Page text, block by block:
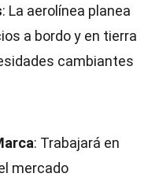
: La aerolínea planea
a bordo y en tierra
cambiantes
: Trabajará en
mercado